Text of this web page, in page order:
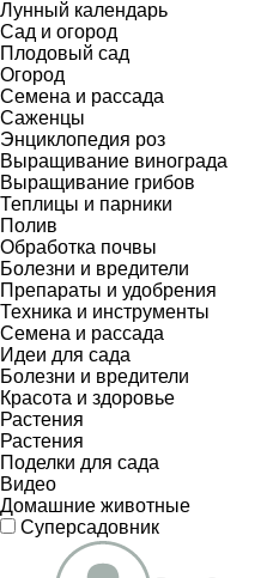
Лунный календарь
Сад и огород
Плодовый сад
Огород
Семена и рассада
Саженцы
Энциклопедия роз
Выращивание винограда
Выращивание грибов
Теплицы и парники
Полив
Обработка почвы
Болезни и вредители
Препараты и удобрения
Техника и инструменты
Семена и рассада
Идеи для сада
Болезни и вредители
Красота и здоровье
Растения
Растения
Поделки для сада
Видео
Домашние животные
Суперсадовник